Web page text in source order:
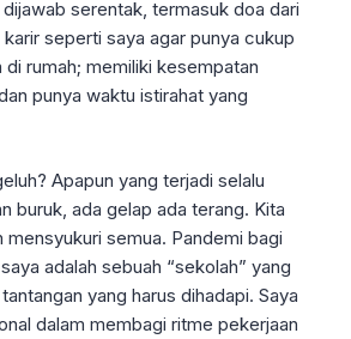
serentak, termasuk doa dari
seperti saya agar punya cukup
rumah; memiliki kesempatan
punya waktu istirahat yang
Apapun yang terjadi selalu
buruk, ada gelap ada terang. Kita
mensyukuri semua. Pandemi bagi
adalah sebuah “sekolah” yang
yang harus dihadapi. Saya
dalam membagi ritme pekerjaan